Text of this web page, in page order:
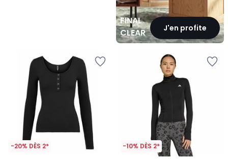
FINAL
CLEARANCEJ'en profite
-20% DÈS 2* -10% DÈS 2*